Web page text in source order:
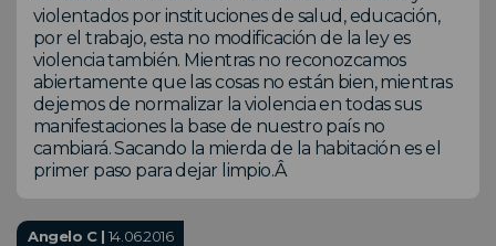
violentados por instituciones de salud, educación,
por el trabajo, esta no modificación de la ley es
violencia también. Mientras no reconozcamos
abiertamente que las cosas no están bien, mientras
dejemos de normalizar la violencia en todas sus
manifestaciones la base de nuestro país no
cambiará. Sacando la mierda de la habitación es el
primer paso para dejar limpio.Â
Angelo C | 14.06.2016